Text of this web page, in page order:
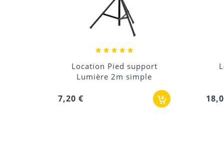
Location Pied support
enceinte ou...
18,00 €